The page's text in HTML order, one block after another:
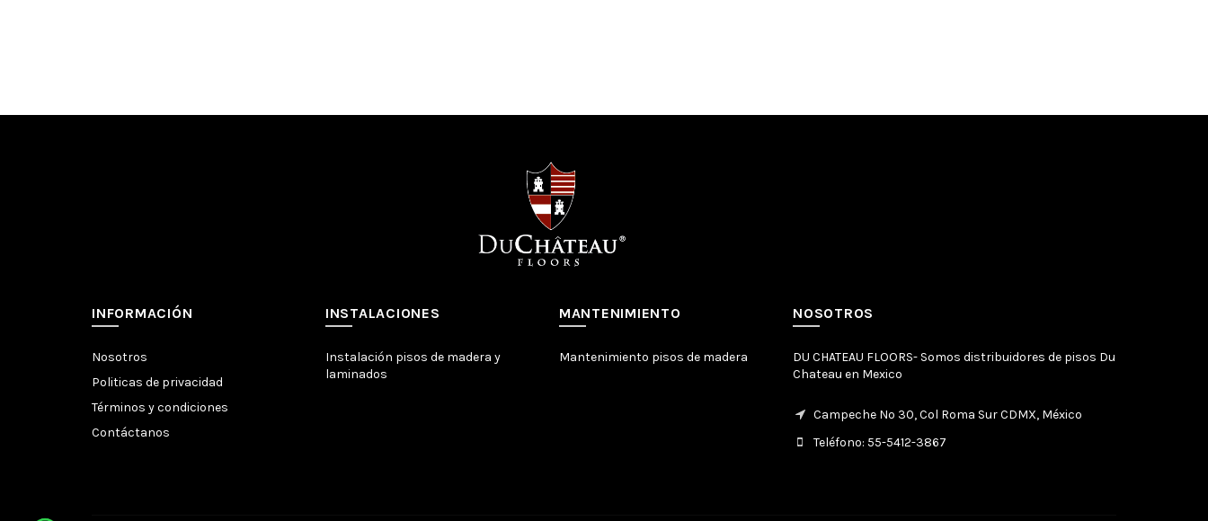
INFORMACIÓN
Nosotros
Politicas de privacidad
Términos y condiciones
Contáctanos
INSTALACIONES
Instalación pisos de madera y
laminados
MANTENIMIENTO
Mantenimiento pisos de madera
NOSOTROS
DU CHATEAU FLOORS- Somos distribuidores de pisos Du
Chateau en Mexico
Campeche No 30, Col Roma Sur CDMX, México
Teléfono: 55-5412-3867